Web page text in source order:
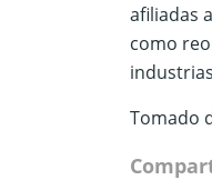
afiliadas
como
Tomado